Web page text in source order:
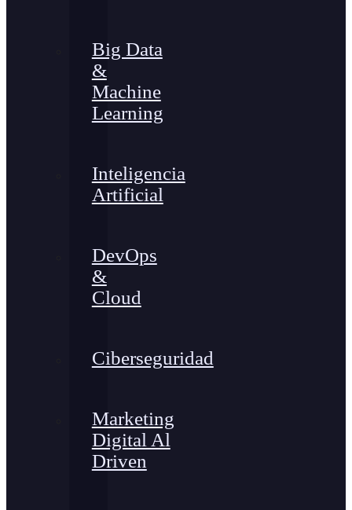
Big Data
&
Machine
Learning
Inteligencia
Artificial
DevOps
&
Cloud
Ciberseguridad
Marketing
Digital Al
Driven